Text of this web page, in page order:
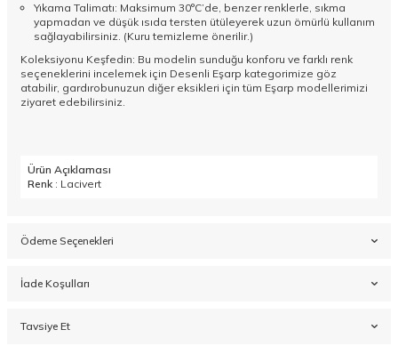
Yıkama Talimatı: Maksimum 30°C’de, benzer renklerle, sıkma
yapmadan ve düşük ısıda tersten ütüleyerek uzun ömürlü kullanım
sağlayabilirsiniz. (Kuru temizleme önerilir.)
Koleksiyonu Keşfedin: Bu modelin sunduğu konforu ve farklı renk
seçeneklerini incelemek için Desenli Eşarp kategorimize göz
atabilir, gardırobunuzun diğer eksikleri için tüm Eşarp modellerimizi
ziyaret edebilirsiniz.
Ürün Açıklaması
Renk : Lacivert
Ödeme Seçenekleri
İade Koşulları
Tavsiye Et